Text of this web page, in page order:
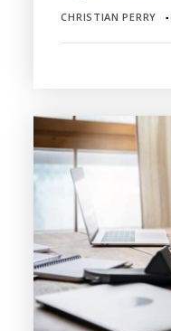
CHRISTIAN PERRY ▪